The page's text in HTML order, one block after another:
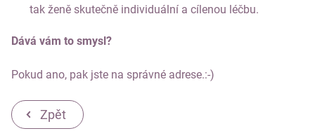
tak ženě skutečně individuální a cílenou léčbu.
Dává vám to smysl?
Pokud ano, pak jste na správné adrese.:-)
Zpět